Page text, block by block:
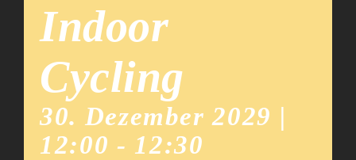
Indoor
Cycling
30. Dezember 2029 |
12:00 - 12:30